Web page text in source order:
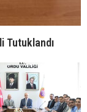
Tutuklandı